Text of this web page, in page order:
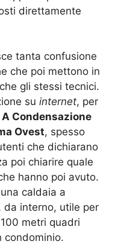
direttamente
tanta confusione
che poi mettono in
gli stessi tecnici.
su internet, per
Condensazione
Ovest, spesso
che dichiarano
poi chiarire quale
hanno poi avuto.
caldaia a
da interno, utile per
metri quadri
condominio.